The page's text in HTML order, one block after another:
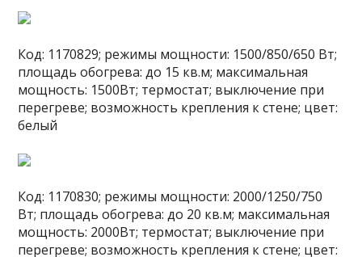
Код: 1170829; режимы мощности: 1500/850/650 Вт;
площадь обогрева: до 15 кв.м; максимальная
мощность: 1500Вт; термостат; выключение при
перегреве; возможность крепления к стене; цвет:
белый
Код: 1170830; режимы мощности: 2000/1250/750
Вт; площадь обогрева: до 20 кв.м; максимальная
мощность: 2000Вт; термостат; выключение при
перегреве; возможность крепления к стене; цвет: